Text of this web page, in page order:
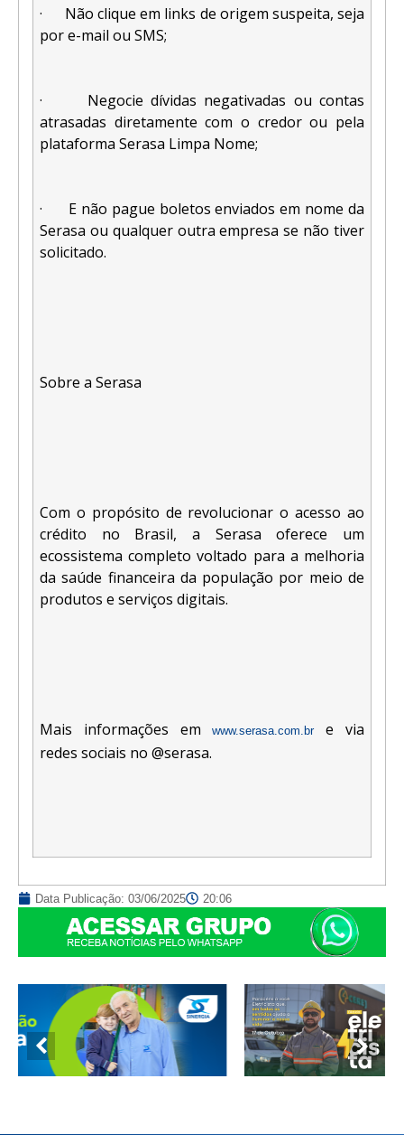
· Não clique em links de origem suspeita, seja
por e-mail ou SMS;
· Negocie dívidas negativadas ou contas
atrasadas diretamente com o credor ou pela
plataforma Serasa Limpa Nome;
· E não pague boletos enviados em nome da
Serasa ou qualquer outra empresa se não tiver
solicitado.
Sobre a Serasa
Com o propósito de revolucionar o acesso ao
crédito no Brasil, a Serasa oferece um
ecossistema completo voltado para a melhoria
da saúde financeira da população por meio de
produtos e serviços digitais.
Mais informações emwww.serasa.com.bre via
redes sociais no @serasa.
Data Publicação: 03/06/2025 20:06